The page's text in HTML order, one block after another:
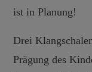
ist in Planung!
Drei
Prägung des